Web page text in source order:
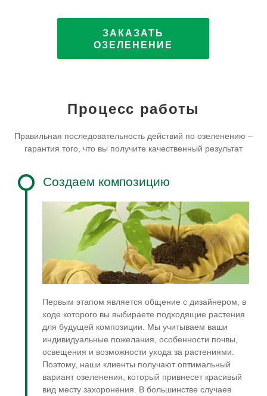
ЗАКАЗАТЬ
ОЗЕЛЕНЕНИЕ
Процесс работы
Правильная последовательность действий по озеленению –
гарантия того, что вы получите качественный результат
Создаем композицию
Первым этапом является общение с дизайнером, в
ходе которого вы выбираете подходящие растения
для будущей композиции. Мы учитываем ваши
индивидуальные пожелания, особенности почвы,
освещения и возможности ухода за растениями.
Поэтому, наши клиенты получают оптимальный
вариант озеленения, который привнесет красивый
вид месту захоронения. В большинстве случаев